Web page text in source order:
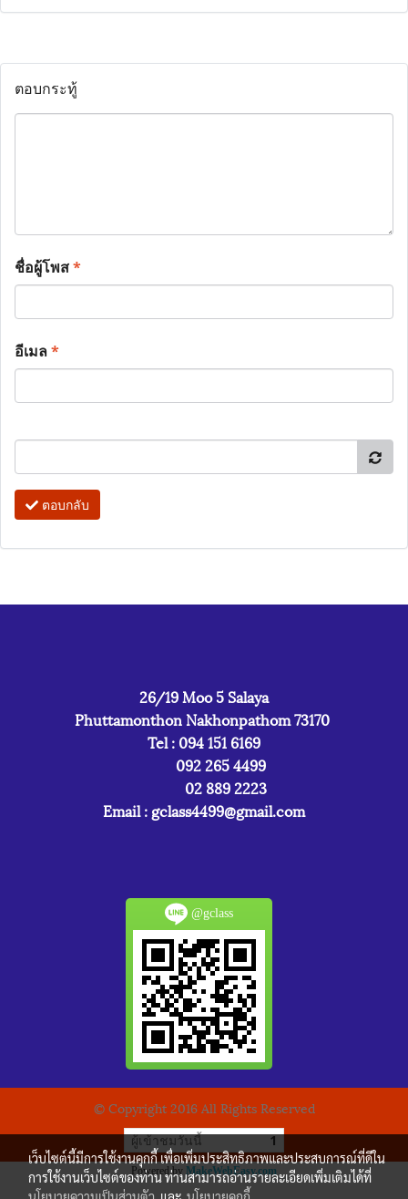
ตอบกระทู้
ชื่อผู้โพส*
อีเมล*
ตอบกลับ
26/19 Moo 5 Salaya
Phuttamonthon Nakhonpathom 73170
Tel : 094 151 6169
092 265 4499
02 889 2223
Email : gclass4499@gmail.com
@gclass
© Copyright 2016 All Rights Reserved
ผู้เข้าชมวันนี้ 1
Powered by MakeWebEasy.com
เว็บไซต์นี้มีการใช้งานคุกกี้ เพื่อเพิ่มประสิทธิภาพและประสบการณ์ที่ดีใน
การใช้งานเว็บไซต์ของท่าน ท่านสามารถอ่านรายละเอียดเพิ่มเติมได้ที่